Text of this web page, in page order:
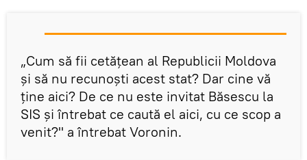
„Cum să fii cetăţean al Republicii Moldova
şi să nu recunoşti acest stat? Dar cine vă
ţine aici? De ce nu este invitat Băsescu la
SIS şi întrebat ce caută el aici, cu ce scop a
venit?" a întrebat Voronin.